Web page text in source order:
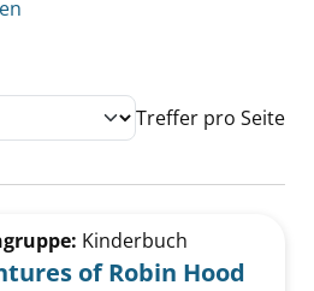
Treffer pro Seite
Kinderbuch
of Robin Hood